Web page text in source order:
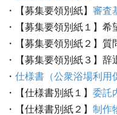
・【募集要領別紙】 審査
・【募集要領別紙１】希
・【募集要領別紙２】質
・【募集要領別紙３】辞
・ 仕様書（公衆浴場利用
・【仕様書別紙１】 委託
・【仕様書別紙２】 制作